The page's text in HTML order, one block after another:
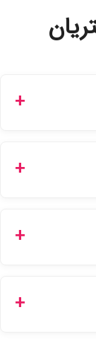
کنید.
استعلام هستند.
انتخاب کنید و برای شهرستان‌ها بین یک الی ۳ روز کاری از طریق